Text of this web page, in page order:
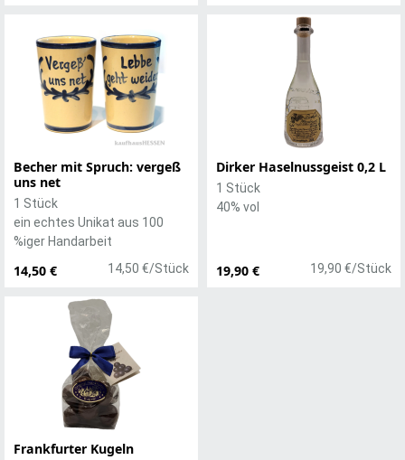
Becher mit Spruch: vergeß
uns net
14,50 € 14,50 €/Stück
1 Stück
ein echtes Unikat aus 100
%iger Handarbeit
Dirker Haselnussgeist 0,2 L
19,90 € 19,90 €/Stück
1 Stück
40% vol
Frankfurter Kugeln